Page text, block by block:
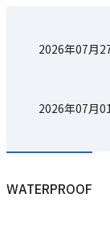
2026年07月
2026年07月
WATERPROOF